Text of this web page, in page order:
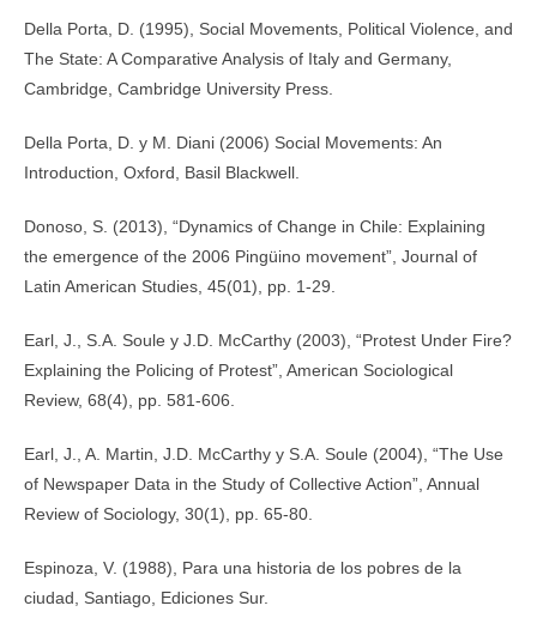
Della Porta, D. (1995), Social Movements, Political Violence, and
The State: A Comparative Analysis of Italy and Germany,
Cambridge, Cambridge University Press.
Della Porta, D. y M. Diani (2006) Social Movements: An
Introduction, Oxford, Basil Blackwell.
Donoso, S. (2013), “Dynamics of Change in Chile: Explaining
the emergence of the 2006 Pingüino movement”, Journal of
Latin American Studies, 45(01), pp. 1-29.
Earl, J., S.A. Soule y J.D. McCarthy (2003), “Protest Under Fire?
Explaining the Policing of Protest”, American Sociological
Review, 68(4), pp. 581-606.
Earl, J., A. Martin, J.D. McCarthy y S.A. Soule (2004), “The Use
of Newspaper Data in the Study of Collective Action”, Annual
Review of Sociology, 30(1), pp. 65-80.
Espinoza, V. (1988), Para una historia de los pobres de la
ciudad, Santiago, Ediciones Sur.